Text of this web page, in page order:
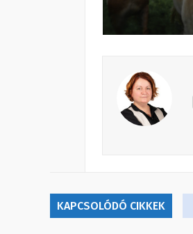
KAPCSOLÓDÓ CIKKEK